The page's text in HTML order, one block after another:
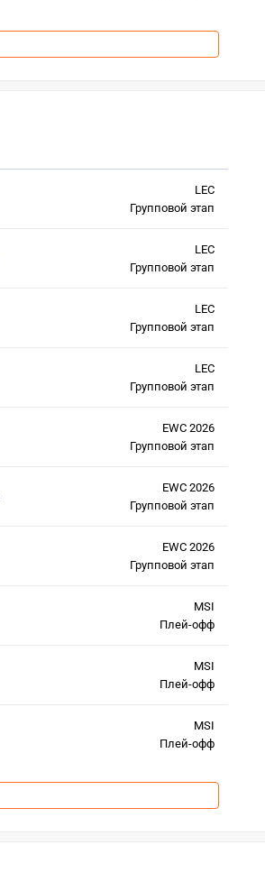
LEC
Групповой этап
LEC
Групповой этап
LEC
Групповой этап
LEC
Групповой этап
EWC 2026
Групповой этап
EWC 2026
Групповой этап
EWC 2026
Групповой этап
MSI
Плей-офф
MSI
Плей-офф
MSI
Плей-офф